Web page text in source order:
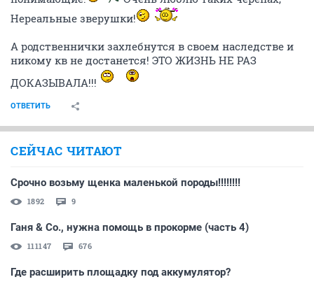
Нереальные зверушки!
А родственнички захлебнутся в своем наследстве и
никому кв не достанется! ЭТО ЖИЗНЬ НЕ РАЗ
ДОКАЗЫВАЛА!!!
ОТВЕТИТЬ
СЕЙЧАС ЧИТАЮТ
Срочно возьму щенка маленькой породы!!!!!!!!
1892 9
Ганя & Co., нужна помощь в прокорме (часть 4)
111147 676
Где расширить площадку под аккумулятор?